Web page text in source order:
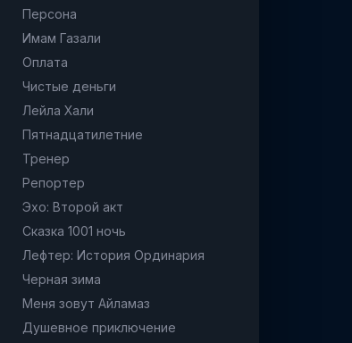
Персона
Имам Газали
Оплата
Чистые деньги
Лейла Хали
Пятнадцатилетние
Тренер
Репортер
Эхо: Второй акт
Сказка 1001 ночь
Лефтер: История Ординария
Черная зима
Меня зовут Айламаз
Душевное приключение